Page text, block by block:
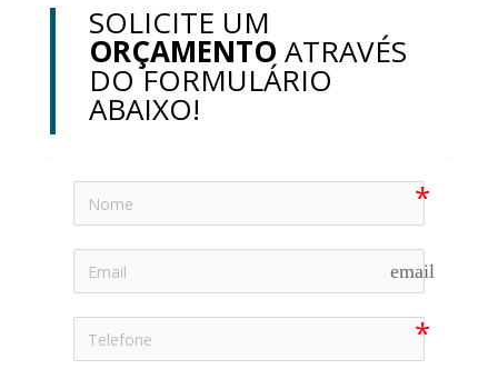
SOLICITE UM
ORÇAMENTO ATRAVÉS
DO FORMULÁRIO
ABAIXO!
email